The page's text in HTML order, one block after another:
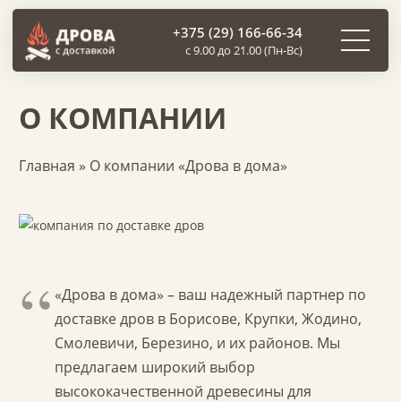
+375 (29) 166-66-34
с 9.00 до 21.00 (Пн-Вс)
О КОМПАНИИ
Главная » О компании «Дрова в дома»
«Дрова в дома» – ваш надежный партнер по
доставке дров в Борисове, Крупки, Жодино,
Смолевичи, Березино, и их районов. Мы
предлагаем широкий выбор
высококачественной древесины для